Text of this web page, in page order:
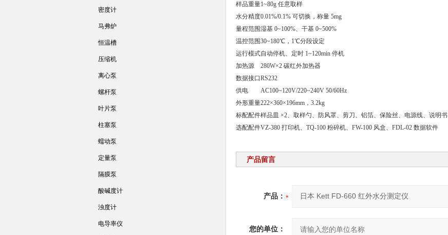
样品重量1~80g 任意取样
水分精度0.01%/0.1% 可切换，称量 5mg
量程范围湿基 0~100%、干基 0~500%
温控范围30~180℃，1℃分段设定
运行模式自动停机、定时 1~120min 停机
加热源
280W×2 碳红外加热器
数据接口RS232
供电
AC100~120V/220~240V 50/60Hz
外形重量222×360×196mm，3.2kg
标配配件样品皿 ×2、取样勺、防风罩、剪刀、铝箔、保险丝、电源线、说明书
选配配件VZ-380 打印机、TQ-100 粉碎机、FW-100 风盒、FDL-02 数据软件
产品留言
产品：
您的单位：
密度计
马弗炉
恒温槽
压缩机
离心泵
螺杆泵
叶片泵
柱塞泵
蠕动泵
定量泵
隔膜泵
酸碱度计
浊度计
电导率仪